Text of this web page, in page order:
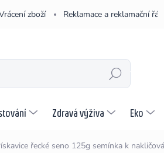
zboží Reklamace a reklamační řád
HLEDAT
Zdravá výživa Eko
řecké seno 125g semínka k